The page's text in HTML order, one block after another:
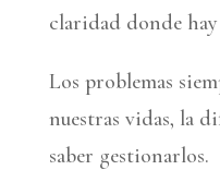
claridad donde
Los problemas
nuestras vidas, la
saber gestionarlos.